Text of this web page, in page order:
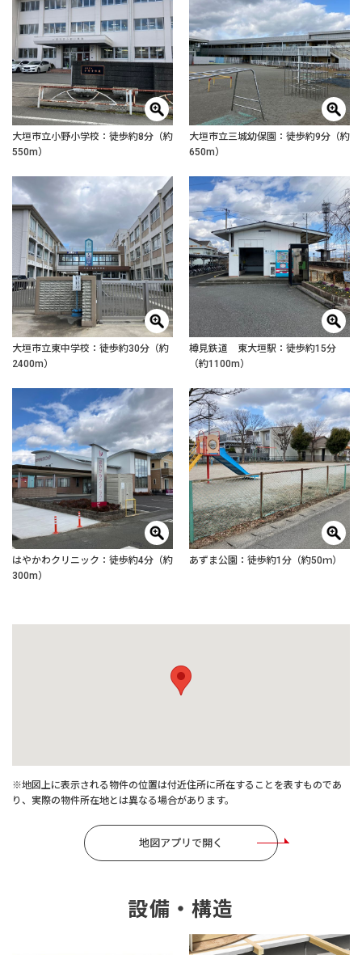
大垣市立小野小学校：徒歩約8分（約
550m）
大垣市立三城幼保園：徒歩約9分（約
650m）
大垣市立東中学校：徒歩約30分（約
2400m）
樽見鉄道 東大垣駅：徒歩約15分
（約1100m）
はやかわクリニック：徒歩約4分（約
300m）
あずま公園：徒歩約1分（約50ｍ）
※地図上に表示される物件の位置は付近住所に所在することを表すものであ
り、実際の物件所在地とは異なる場合があります。
地図アプリで開く
設備・構造